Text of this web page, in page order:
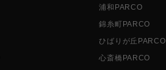
浦和PARCO
錦糸町PARCO
ひばりが丘PARCO
心斎橋PARCO